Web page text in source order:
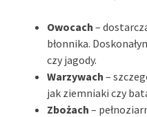
Owocach –
błonnika.
czy jagody.
Warzywach –
jak ziemniaki czy
Zbożach –